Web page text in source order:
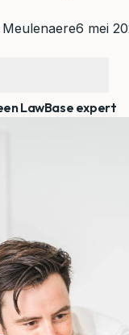
6 mei
LawBase expert